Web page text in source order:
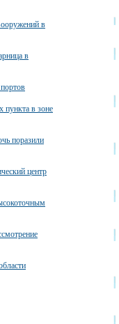
в
в
пункта в зоне
поразили
центр